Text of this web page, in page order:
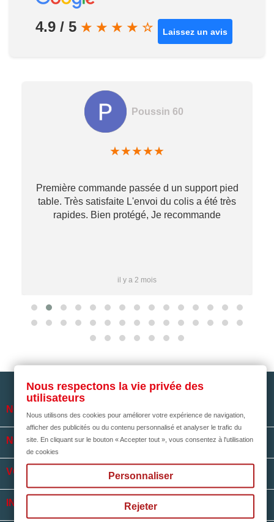
4.9 / 5 ★ ★ ★ ★ ☆ Laissez un avis
Poussin 60
★★★★★
Première commande passée d un support pied
table. Très satisfaite L'envoi du colis a été très
rapides. Bien protégé, Je recommande
il y a 2 mois
NOTRE SOCIÉTÉ
NOS HORAIRES 
VOTRE COMPTE
INFORMATIONS
Nous respectons la vie privée des
utilisateurs
Nous utilisons des cookies pour améliorer votre expérience de navigation,
afficher des publicités ou du contenu personnalisé et analyser le trafic du
site. En cliquant sur le bouton « Accepter tout », vous consentez à l'utilisation
de cookies
Personnaliser
Rejeter